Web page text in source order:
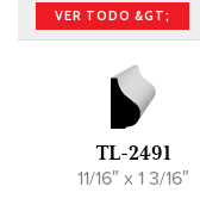
VER TODO &GT;
TL-2491
11/16″ x 1 3/16″